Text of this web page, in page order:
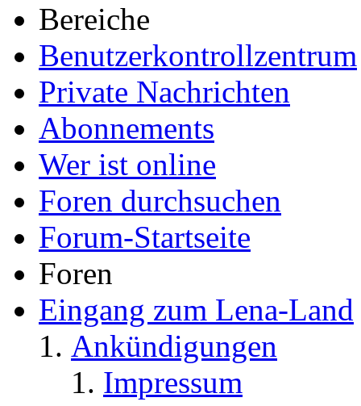
Bereiche
Benutzerkontrollzentrum
Private Nachrichten
Abonnements
Wer ist online
Foren durchsuchen
Forum-Startseite
Foren
Eingang zum Lena-Land
Ankündigungen
Impressum